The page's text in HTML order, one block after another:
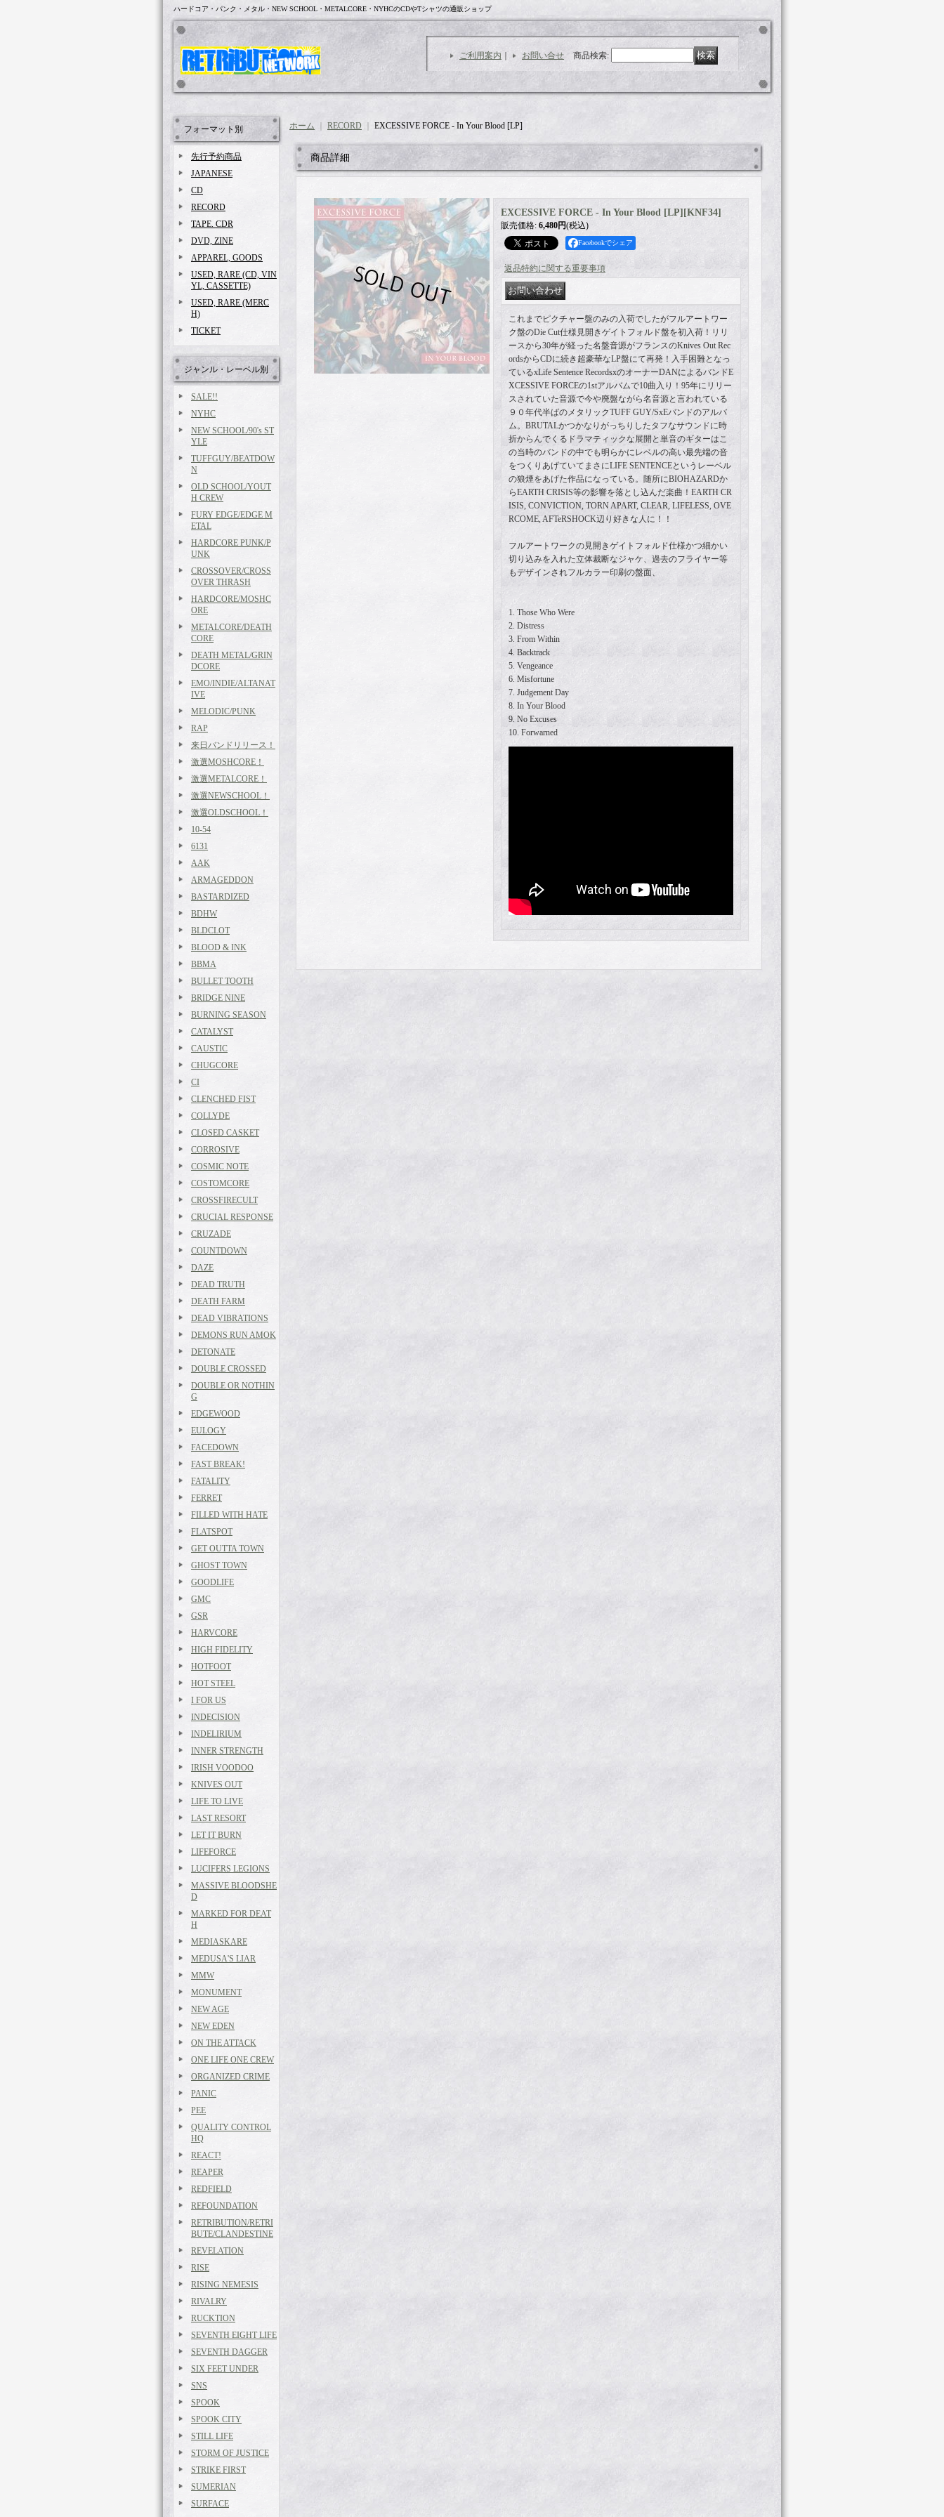
ハードコア・パンク・メタル・NEW SCHOOL・METALCORE・NYHCのCDやTシャツの通販ショップ
ご利用案内 お問い合せ 商品検索:
フォーマット別
先行予約商品
JAPANESE
CD
RECORD
TAPE. CDR
DVD, ZINE
APPAREL, GOODS
USED, RARE (CD, VIN
YL, CASSETTE)
USED, RARE (MERC
H)
TICKET
ジャンル・レーベル別
SALE!!
NYHC
NEW SCHOOL/90's ST
YLE
TUFFGUY/BEATDOW
N
OLD SCHOOL/YOUT
H CREW
FURY EDGE/EDGE M
ETAL
HARDCORE PUNK/P
UNK
CROSSOVER/CROSS
OVER THRASH
HARDCORE/MOSHC
ORE
METALCORE/DEATH
CORE
DEATH METAL/GRIN
DCORE
EMO/INDIE/ALTANAT
IVE
MELODIC/PUNK
RAP
来日バンドリリース！
激選MOSHCORE！
激選METALCORE！
激選NEWSCHOOL！
激選OLDSCHOOL！
10-54
6131
AAK
ARMAGEDDON
BASTARDIZED
BDHW
BLDCLOT
BLOOD & INK
BBMA
BULLET TOOTH
BRIDGE NINE
BURNING SEASON
CATALYST
CAUSTIC
CHUGCORE
CI
CLENCHED FIST
COLLYDE
CLOSED CASKET
CORROSIVE
COSMIC NOTE
COSTOMCORE
CROSSFIRECULT
CRUCIAL RESPONSE
CRUZADE
COUNTDOWN
DAZE
DEAD TRUTH
DEATH FARM
DEAD VIBRATIONS
DEMONS RUN AMOK
DETONATE
DOUBLE CROSSED
DOUBLE OR NOTHIN
G
EDGEWOOD
EULOGY
FACEDOWN
FAST BREAK!
FATALITY
FERRET
FILLED WITH HATE
FLATSPOT
GET OUTTA TOWN
GHOST TOWN
GOODLIFE
GMC
GSR
HARVCORE
HIGH FIDELITY
HOTFOOT
HOT STEEL
I FOR US
INDECISION
INDELIRIUM
INNER STRENGTH
IRISH VOODOO
KNIVES OUT
LIFE TO LIVE
LAST RESORT
LET IT BURN
LIFEFORCE
LUCIFERS LEGIONS
MASSIVE BLOODSHE
D
MARKED FOR DEAT
H
MEDIASKARE
MEDUSA'S LIAR
MMW
MONUMENT
NEW AGE
NEW EDEN
ON THE ATTACK
ONE LIFE ONE CREW
ORGANIZED CRIME
PANIC
PEE
QUALITY CONTROL
HQ
REACT!
REAPER
REDFIELD
REFOUNDATION
RETRIBUTION/RETRI
BUTE/CLANDESTINE
REVELATION
RISE
RISING NEMESIS
RIVALRY
RUCKTION
SEVENTH EIGHT LIFE
SEVENTH DAGGER
SIX FEET UNDER
SNS
SPOOK
SPOOK CITY
STILL LIFE
STORM OF JUSTICE
STRIKE FIRST
SUMERIAN
SURFACE
ホーム RECORD EXCESSIVE FORCE - In Your Blood [LP]
商品詳細
EXCESSIVE FORCE - In Your Blood [LP] [KNF34]
販売価格: 6,480円(税込)
Facebookでシェア
返品特約に関する重要事項
これまでピクチャー盤のみの入荷でしたがフルアートワー
ク盤のDie Cut仕様見開きゲイトフォルド盤を初入荷！リリ
ースから30年が経った名盤音源がフランスのKnives Out Rec
ordsからCDに続き超豪華なLP盤にて再発！入手困難となっ
ているxLife Sentence RecordsxのオーナーDANによるバンドE
XCESSIVE FORCEの1stアルバムで10曲入り！95年にリリー
スされていた音源で今や廃盤ながら名音源と言われている
９０年代半ばのメタリックTUFF GUY/SxEバンドのアルバ
ム。BRUTALかつかなりがっちりしたタフなサウンドに時
折からんでくるドラマティックな展開と単音のギターはこ
の当時のバンドの中でも明らかにレベルの高い最先端の音
をつくりあげていてまさにLIFE SENTENCEというレーベル
の狼煙をあげた作品になっている。随所にBIOHAZARDか
らEARTH CRISIS等の影響を落とし込んだ楽曲！EARTH CR
ISIS, CONVICTION, TORN APART, CLEAR, LIFELESS, OVE
RCOME, AFTeRSHOCK辺り好きな人に！！
フルアートワークの見開きゲイトフォルド仕様かつ細かい
切り込みを入れた立体裁断なジャケ、過去のフライヤー等
もデザインされフルカラー印刷の盤面、
1. Those Who Were
2. Distress
3. From Within
4. Backtrack
5. Vengeance
6. Misfortune
7. Judgement Day
8. In Your Blood
9. No Excuses
10. Forwarned